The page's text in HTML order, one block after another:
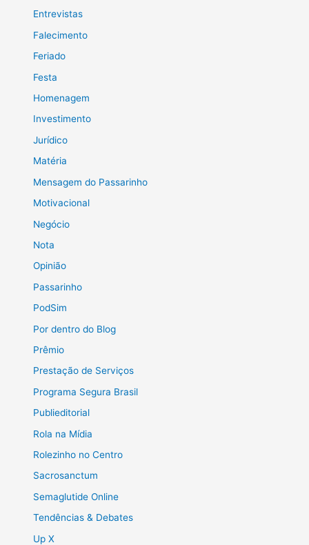
Entrevistas
Falecimento
Feriado
Festa
Homenagem
Investimento
Jurídico
Matéria
Mensagem do Passarinho
Motivacional
Negócio
Nota
Opinião
Passarinho
PodSim
Por dentro do Blog
Prêmio
Prestação de Serviços
Programa Segura Brasil
Publieditorial
Rola na Mídia
Rolezinho no Centro
Sacrosanctum
Semaglutide Online
Tendências & Debates
Up X